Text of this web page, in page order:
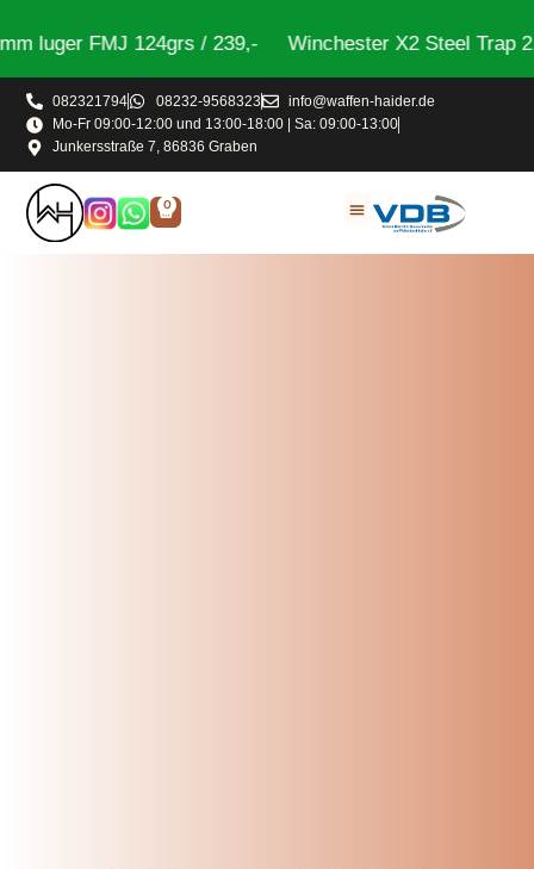
FMJ 124grs / 239,- Winchester X2 Steel Trap
082321794 08232-9568323
info@waffen-haider.de
Mo-Fr 09:00-12:00 und 13:00-18:00 | Sa: 09:00-13:00
Junkersstraße 7, 86836 Graben
0